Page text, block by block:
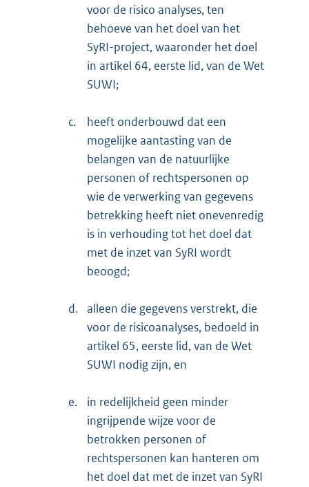
voor de risico analyses, ten
behoeve van het doel van het
SyRI-project, waaronder het doel
in artikel 64, eerste lid, van de Wet
SUWI;
c.
heeft onderbouwd dat een
mogelijke aantasting van de
belangen van de natuurlijke
personen of rechtspersonen op
wie de verwerking van gegevens
betrekking heeft niet onevenredig
is in verhouding tot het doel dat
met de inzet van SyRI wordt
beoogd;
d. alleen die gegevens verstrekt, die
voor de risicoanalyses, bedoeld in
artikel 65, eerste lid, van de Wet
SUWI nodig zijn, en
e.
in redelijkheid geen minder
ingrijpende wijze voor de
betrokken personen of
rechtspersonen kan hanteren om
het doel dat met de inzet van SyRI